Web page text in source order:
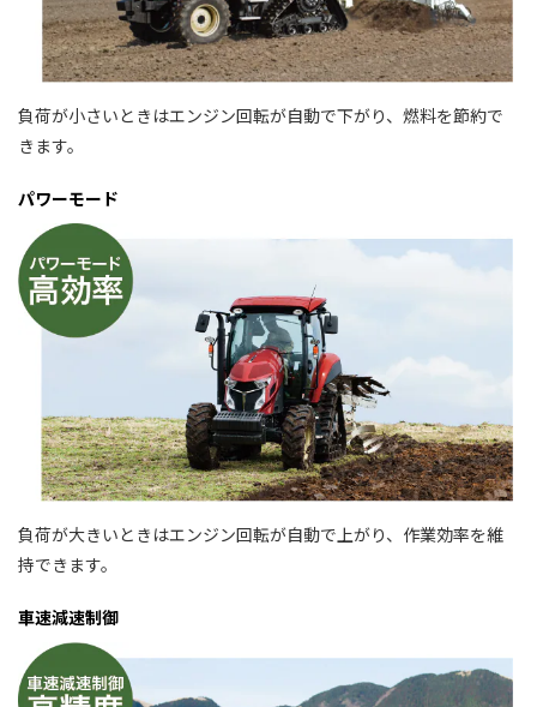
負荷が小さいときはエンジン回転が自動で下がり、燃料を節約で
きます。
パワーモード
負荷が大きいときはエンジン回転が自動で上がり、作業効率を維
持できます。
車速減速制御